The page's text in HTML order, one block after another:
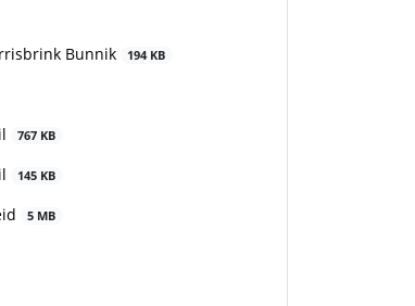
Bunnik
194 KB
767 KB
145 KB
5 MB